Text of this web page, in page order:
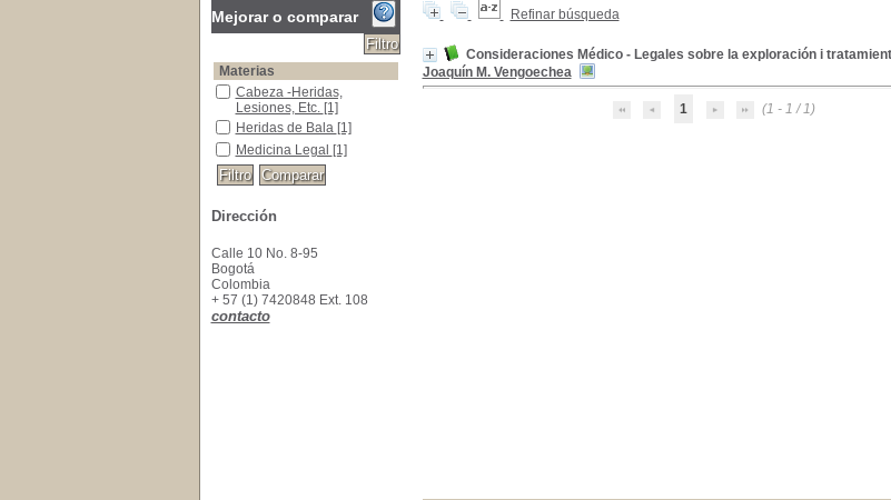
Refinar búsqueda
Consideraciones Médico - Legales sobre la exploración i
Joaquín M. Vengoechea
1 (1 - 1 / 1)
Mejorar o comparar
Materias
Cabeza -Heridas, Lesiones, Etc.
Cabeza -Heridas,
Lesiones, Etc. [1]
Heridas de Bala
Heridas de Bala [1]
Medicina Legal
Medicina Legal [1]
Dirección
Calle 10 No. 8-95
Bogotá
Colombia
+ 57 (1) 7420848 Ext. 108
contacto